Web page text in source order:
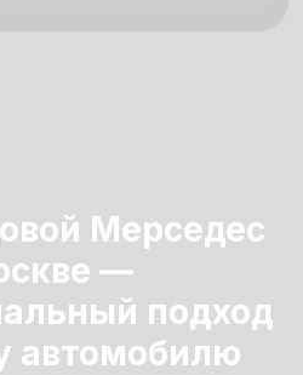
Мерседес
—
подход
автомобилю